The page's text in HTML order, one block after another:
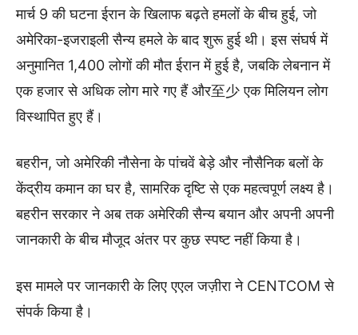
मार्च 9 की घटना ईरान के खिलाफ बढ़ते हमलों के बीच हुई, जो
अमेरिका-इजराइली सैन्य हमले के बाद शुरू हुई थी। इस संघर्ष में
अनुमानित 1,400 लोगों की मौत ईरान में हुई है, जबकि लेबनान में
एक हजार से अधिक लोग मारे गए हैं और至少 एक मिलियन लोग
विस्थापित हुए हैं।
बहरीन, जो अमेरिकी नौसेना के पांचवें बेड़े और नौसैनिक बलों के
केंद्रीय कमान का घर है, सामरिक दृष्टि से एक महत्वपूर्ण लक्ष्य है।
बहरीन सरकार ने अब तक अमेरिकी सैन्य बयान और अपनी अपनी
जानकारी के बीच मौजूद अंतर पर कुछ स्पष्ट नहीं किया है।
इस मामले पर जानकारी के लिए एएल जज़ीरा ने CENTCOM से
संपर्क किया है।